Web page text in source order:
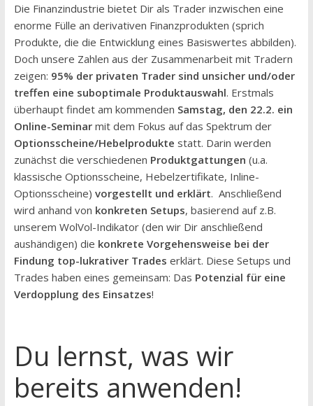
Die Finanzindustrie bietet Dir als Trader inzwischen eine
enorme Fülle an derivativen Finanzprodukten (sprich
Produkte, die die Entwicklung eines Basiswertes abbilden).
Doch unsere Zahlen aus der Zusammenarbeit mit Tradern
zeigen: 95% der privaten Trader sind unsicher und/oder
treffen eine suboptimale Produktauswahl. Erstmals
überhaupt findet am kommenden Samstag, den 22.2. ein
Online-Seminarmit dem Fokus auf das Spektrum der
Optionsscheine/Hebelprodukte statt. Darin werden
zunächst die verschiedenen Produktgattungen (u.a.
klassische Optionsscheine, Hebelzertifikate, Inline-
Optionsscheine) vorgestellt und erklärt. Anschließend
wird anhand von konkreten Setups, basierend auf z.B.
unserem WolVol-Indikator (den wir Dir anschließend
aushändigen) die konkrete Vorgehensweise bei der
Findung top-lukrativer Trades erklärt. Diese Setups und
Trades haben eines gemeinsam: Das Potenzial für eine
Verdopplung des Einsatzes!
Du lernst, was wir
bereits anwenden!